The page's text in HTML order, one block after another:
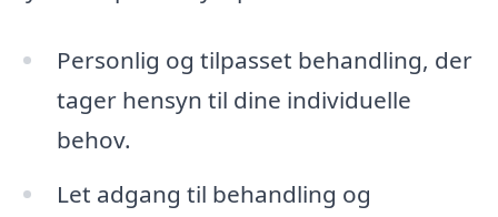
Personlig og tilpasset behandling, der
tager hensyn til dine individuelle
behov.
Let adgang til behandling og